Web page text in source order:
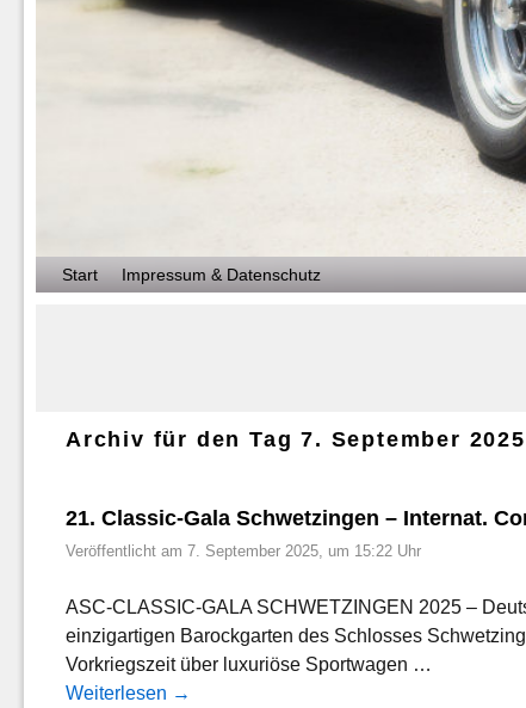
Zum Inhalt wechseln
Zum sekundären Inhalt wechseln
Start Impressum & Datenschutz
Archiv für den Tag7. September
21. Classic-Gala Schwetzingen – Internat.
Veröffentlicht am 7. September 2025, um 15:22 Uhr
ASC-CLASSIC-GALA SCHWETZINGEN 2025 –
einzigartigen Barockgarten des Schlosses
Vorkriegszeit über luxuriöse Sportwagen …
Weiterlesen →